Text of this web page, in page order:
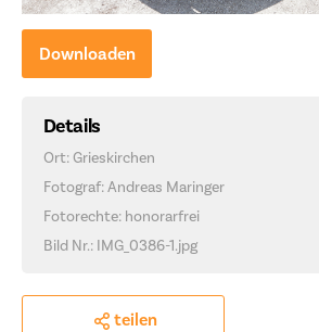
Downloaden
Details
Ort: Grieskirchen
Fotograf: Andreas Maringer
Fotorechte: honorarfrei
Bild Nr.: IMG_0386-1.jpg
teilen